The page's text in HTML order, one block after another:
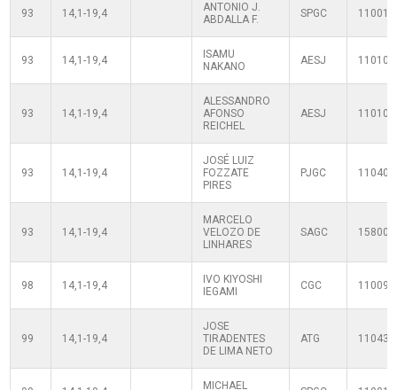
93 14,1-19,4
ANTONIO J.
ABDALLA F.
SPGC
93 14,1-19,4
ISAMU
NAKANO
AESJ
93 14,1-19,4
ALESSANDRO
AFONSO
REICHEL
AESJ
93 14,1-19,4
JOSÉ LUIZ
FOZZATE
PIRES
PJGC
93 14,1-19,4
MARCELO
VELOZO DE
LINHARES
SAGC
98 14,1-19,4
IVO KIYOSHI
IEGAMI
CGC
99 14,1-19,4
JOSE
TIRADENTES
DE LIMA NETO
ATG
MICHAEL